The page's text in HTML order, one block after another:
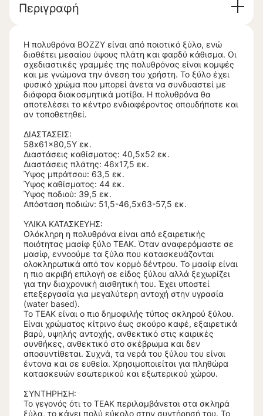
Περιγραφή
Η πολυθρόνα BOZZY είναι από ποιοτικό ξύλο, ενώ
διαθέτει μεσαίου ύψους πλάτη και φαρδύ κάθισμα. Οι
σχεδιαστικές γραμμές της πολυθρόνας είναι κομψές
και με γνώμονα την άνεση του χρήστη. Το ξύλο έχει
φυσικό χρώμα που μπορεί άνετα να συνδυαστεί με
διάφορα διακοσμητικά μοτίβα. Η πολυθρόνα θα
αποτελέσει το κέντρο ενδιαφέροντος οπουδήποτε και
αν τοποθετηθεί.
ΔΙΑΣΤΑΣΕΙΣ:
58x61x80,5Υ εκ.
Διαστάσεις καθίσματος: 40,5x52 εκ.
Διαστάσεις πλάτης: 46x17,5 εκ.
Ύψος μπράτσου: 63,5 εκ.
Ύψος καθίσματος: 44 εκ.
Ύψος πoδιού: 39,5 εκ.
Απόσταση ποδιών: 51,5-46,5x63-57,5 εκ.
ΥΛΙΚΑ ΚΑΤΑΣΚΕΥΗΣ:
Ολόκληρη η πολυθρόνα είναι από εξαιρετικής
ποιότητας μασίφ ξύλο ΤΕΑΚ. Όταν αναφερόμαστε σε
μασίφ, εννοούμε τα ξύλα που κατασκευάζονται
ολοκληρωτικά από τον κορμό δέντρου. Το μασίφ είναι
η πιο ακριβή επιλογή σε είδος ξύλου αλλά ξεχωρίζει
για την διαχρονική αισθητική του. Έχει υποστεί
επεξεργασία για μεγαλύτερη αντοχή στην υγρασία
(water based).
Το ΤΕΑΚ είναι ο πιο δημοφιλής τύπος σκληρού ξύλου.
Είναι χρώματος κίτρινο έως σκούρο καφέ, εξαιρετικά
βαρύ, υψηλής αντοχής, ανθεκτικό στις καιρικές
συνθήκες, ανθεκτικό στο σκέβρωμα και δεν
αποσυντίθεται. Συχνά, τα νερά του ξύλου του είναι
έντονα και σε ευθεία. Χρησιμοποιείται για πληθώρα
κατασκευών εσωτερικού και εξωτερικού χώρου.
ΣΥΝΤΗΡΗΣΗ:
Το γεγονός ότι το ΤΕΑΚ περιλαμβάνεται στα σκληρά
ξύλα, το κάνει πολύ εύκολο στην συντήρησή του. Το